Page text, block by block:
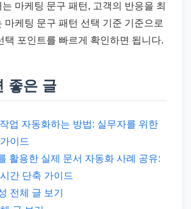
마케팅 문구 패턴, 고객의 반응을 최
마케팅 문구 패턴 선택 기준 기준으로
택 포인트를 빠르게 확인하면 됩니다.
좋은 글
업 자동화하는 방법: 실무자를 위한
이드
활용한 실제 문서 자동화 사례 공유:
간 단축 가이드
전체 글 보기